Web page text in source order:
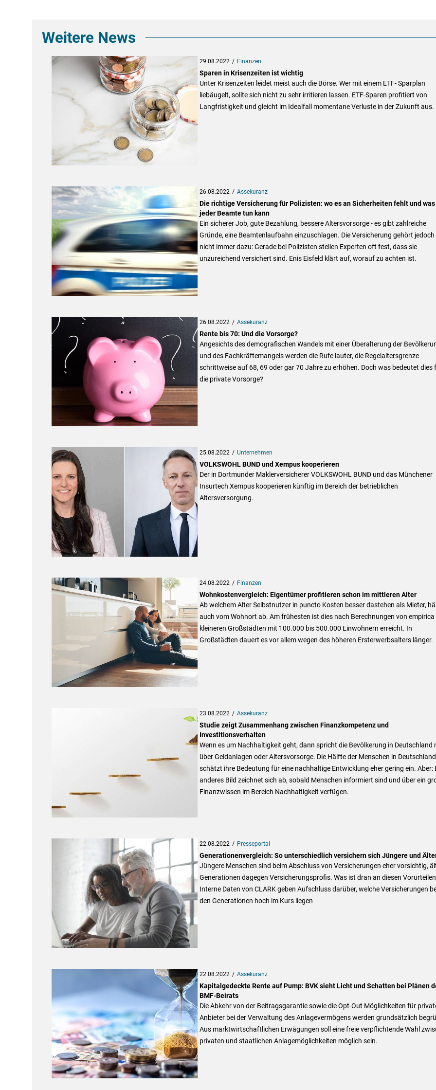
Weitere News
29.08.2022 Finanzen
Sparen in Krisenzeiten ist wichtig
Unter Krisenzeiten leidet meist auch die Börse. Wer mit einem ETF- Sparplan
liebäugelt, sollte sich nicht zu sehr irritieren lassen. ETF-Sparen profitiert von
Langfristigkeit und gleicht im Idealfall momentane Verluste in der Zukunft aus.
26.08.2022 Assekuranz
Die richtige Versicherung für Polizisten: wo es an Sicherheiten fehlt und was
jeder Beamte tun kann
Ein sicherer Job, gute Bezahlung, bessere Altersvorsorge - es gibt zahlreiche
Gründe, eine Beamtenlaufbahn einzuschlagen. Die Versicherung gehört jedoch
nicht immer dazu: Gerade bei Polizisten stellen Experten oft fest, dass sie
unzureichend versichert sind. Enis Eisfeld klärt auf, worauf zu achten ist.
26.08.2022 Assekuranz
Rente bis 70: Und die Vorsorge?
Angesichts des demografischen Wandels mit einer Überalterung der
und des Fachkräftemangels werden die Rufe lauter, die Regelaltersgrenze
schrittweise auf 68, 69 oder gar 70 Jahre zu erhöhen. Doch was bedeutet dies
die private Vorsorge?
25.08.2022 Unternehmen
VOLKSWOHL BUND und Xempus kooperieren
Der in Dortmunder Maklerversicherer VOLKSWOHL BUND und das Münchener
Insurtech Xempus kooperieren künftig im Bereich der betrieblichen
Altersversorgung.
24.08.2022 Finanzen
Wohnkostenvergleich: Eigentümer profitieren schon im mittleren Alter
Ab welchem Alter Selbstnutzer in puncto Kosten besser dastehen als Mieter,
auch vom Wohnort ab. Am frühesten ist dies nach Berechnungen von empirica
kleineren Großstädten mit 100.000 bis 500.000 Einwohnern erreicht. In
Großstädten dauert es vor allem wegen des höheren Ersterwerbsalters länger.
23.08.2022 Assekuranz
Studie zeigt Zusammenhang zwischen Finanzkompetenz und
Investitionsverhalten
Wenn es um Nachhaltigkeit geht, dann spricht die Bevölkerung in Deutschland
über Geldanlagen oder Altersvorsorge. Die Hälfte der Menschen in Deutschland
schätzt ihre Bedeutung für eine nachhaltige Entwicklung eher gering ein. Aber:
anderes Bild zeichnet sich ab, sobald Menschen informiert sind und über ein
Finanzwissen im Bereich Nachhaltigkeit verfügen.
22.08.2022 Presseportal
Generationenvergleich: So unterschiedlich versichern sich Jüngere und
Jüngere Menschen sind beim Abschluss von Versicherungen eher vorsichtig,
Generationen dagegen Versicherungsprofis. Was ist dran an diesen
Interne Daten von CLARK geben Aufschluss darüber, welche Versicherungen
den Generationen hoch im Kurs liegen
22.08.2022 Assekuranz
Kapitalgedeckte Rente auf Pump: BVK sieht Licht und Schatten bei Plänen
BMF-Beirats
Die Abkehr von der Beitragsgarantie sowie die Opt-Out Möglichkeiten für
Anbieter bei der Verwaltung des Anlagevermögens werden grundsätzlich
Aus marktwirtschaftlichen Erwägungen soll eine freie verpflichtende Wahl
privaten und staatlichen Anlagemöglichkeiten möglich sein.